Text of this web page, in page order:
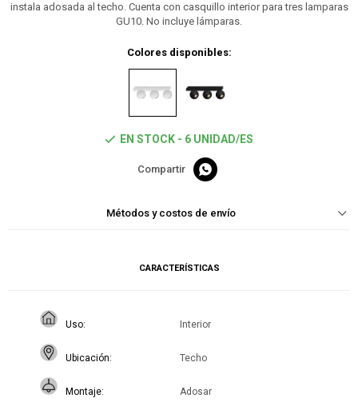
instala adosada al techo. Cuenta con casquillo interior para tres lamparas
GU10. No incluye lámparas.
Colores disponibles:
EN STOCK - 6 UNIDAD/ES

Métodos y costos de envío
CARACTERÍSTICAS
Uso Interior
Ubicación Techo
Montaje Adosar